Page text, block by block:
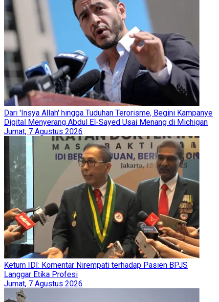
Dari 'Insya Allah' hingga Tuduhan Terorisme, Begini Kampanye
Digital Menyerang Abdul El-Sayed Usai Menang di Michigan
Jumat, 7 Agustus 2026
Ketum IDI: Komentar Nirempati terhadap Pasien BPJS
Langgar Etika Profesi
Jumat, 7 Agustus 2026